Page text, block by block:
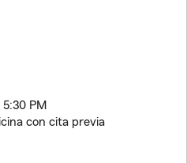
PM
con cita previa